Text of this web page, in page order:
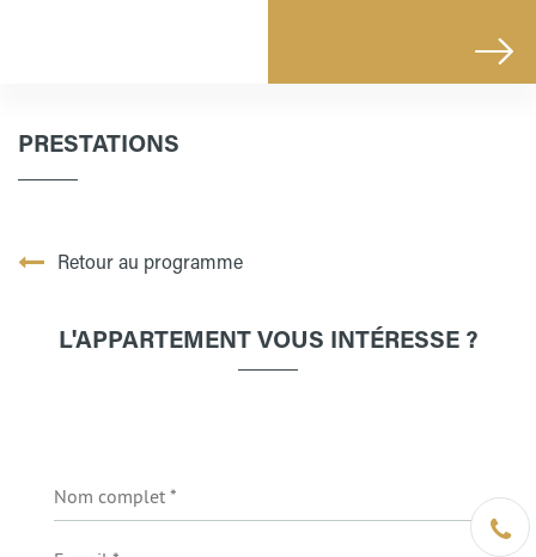
Être
PRESTATIONS
Retour au programme
L'APPARTEMENT VOUS INTÉRESSE ?